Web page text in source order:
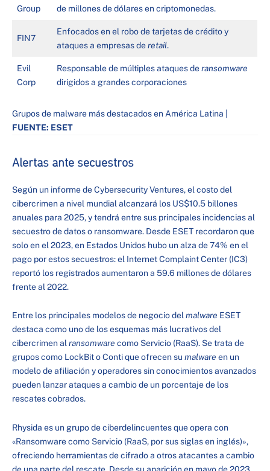
Group
de millones de dólares en criptomonedas.
FIN7
Enfocados en el robo de tarjetas de crédito y
ataques a empresas deretail.
Evil
Corp
Responsable de múltiples ataques deransomware
dirigidos a grandes corporaciones
Grupos de malware más destacados en América Latina |
FUENTE: ESET
Alertas ante secuestros
Según un informe de Cybersecurity Ventures, el costo del
cibercrimen a nivel mundial alcanzará los US$10.5 billones
anuales para 2025, y tendrá entre sus principales incidencias al
secuestro de datos o ransomware. Desde ESET recordaron que
solo en el 2023, en Estados Unidos hubo un alza de 74% en el
pago por estos secuestros: el Internet Complaint Center (IC3)
reportó los registrados aumentaron a 59.6 millones de dólares
frente al 2022.
Entre los principales modelos de negocio delmalware ESET
destaca como uno de los esquemas más lucrativos del
cibercrimen alransomware como Servicio (RaaS). Se trata de
grupos como LockBit o Conti que ofrecen su malware en un
modelo de afiliación y operadores sin conocimientos avanzados
pueden lanzar ataques a cambio de un porcentaje de los
rescates cobrados.
Rhysida es un grupo de ciberdelincuentes que opera con
«Ransomware como Servicio (RaaS, por sus siglas en inglés)»,
ofreciendo herramientas de cifrado a otros atacantes a cambio
de una parte del rescate. Desde su aparición en mayo de 2023,